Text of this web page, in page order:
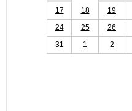
17
18 19
24
25 26
31
1 2